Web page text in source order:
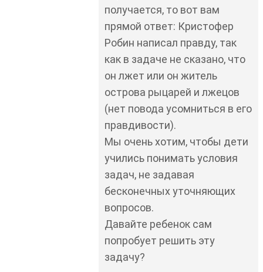
получается, то вот вам
прямой ответ: Кристофер
Робин написал правду, так
как в задаче не сказано, что
он лжет или он житель
острова рыцарей и лжецов
(нет повода усомниться в его
правдивости).
Мы очень хотим, чтобы дети
учились понимать условия
задач, не задавая
бесконечных уточняющих
вопросов.
Давайте ребенок сам
попробует решить эту
задачу?